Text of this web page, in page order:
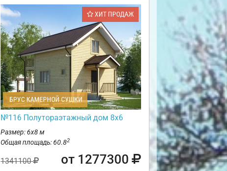
ХИТ ПРОДАЖ
БРУС КАМЕРНОЙ СУШКИ
№116 Полутораэтажный дом 8х6
Размер: 6х8 м
Общая площадь: 60.82
1341100 от 1277300